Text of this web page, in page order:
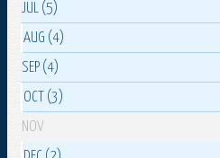
JUL (5)
AUG (4)
SEP (4)
OCT (3)
NOV